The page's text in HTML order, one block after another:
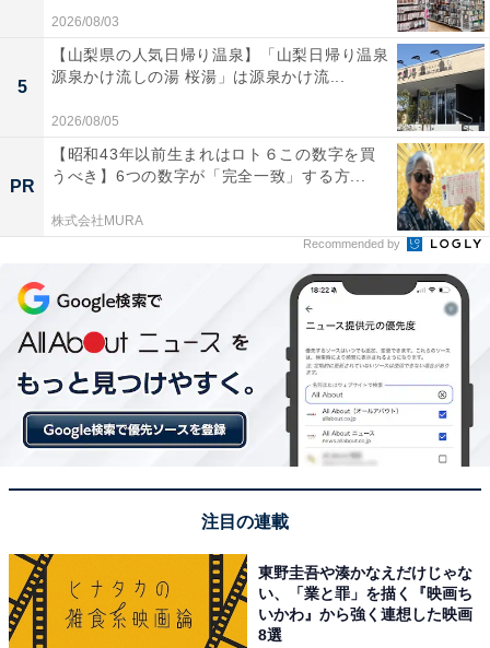
【今日チェックしたい】ケンウッドの人気商品5選
ケンウッド「MDR-L612W」
ケンウッド カーナビ 彩速 7インチワイド MDR-L612W 安
心の日本製 HDMI入力 ハイレゾ音源対応 音声入力搭載
KENWOOD
Amazonで見る
2026/08/03
5
【山梨県の人気日帰り温泉】「山梨日帰り温泉
源泉かけ流しの湯 桜湯」は源泉かけ流...
2026/08/05
PR
【昭和43年以前生まれはロト６この数字を買
うべき】6つの数字が「完全一致」する方...
株式会社MURA
Recommended by
注目の連載
東野圭吾や湊かなえだけじゃな
い、「業と罪」を描く『映画ち
いかわ』から強く連想した映画
8選